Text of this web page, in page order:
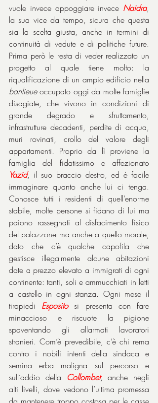
vuole invece appoggiare invece Naidra,
la sua vice da tempo, sicura che questa
sia la scelta giusta, anche in termini di
continuità di vedute e di politiche future.
Prima però le resta di veder realizzato un
progetto al quale tiene molto: la
banlieue occupato oggi da molte famiglie
disagiate, che vivono in condizioni di
grande degrado e sfruttamento,
infrastrutture decadenti, perdite di acqua,
muri rovinati, crollo del valore degli
appartamenti. Proprio da lì proviene la
Yazid, il suo braccio destro, ed è facile
immaginare quanto anche lui ci tenga.
Conosce tutti i residenti di quell’enorme
stabile, molte persone si fidano di lui ma
paiono rassegnati al disfacimento fisico
del palazzone ma anche a quello morale,
dato che c’è qualche capofila che
gestisce illegalmente alcune abitazioni
date a prezzo elevato a immigrati di ogni
continente: tanti, soli e ammucchiati in letti
a castello in ogni stanza. Ogni mese il
tirapiedi Esposito si presenta con fare
minaccioso e riscuote la pigione
spaventando gli allarmati lavoratori
stranieri. Com’è prevedibile, c’è chi rema
contro i nobili intenti della sindaca e
semina erba maligna sul percorso e
sull’addio della
Collombet, anche negli
alti livelli, dove vedono l’ultima promessa